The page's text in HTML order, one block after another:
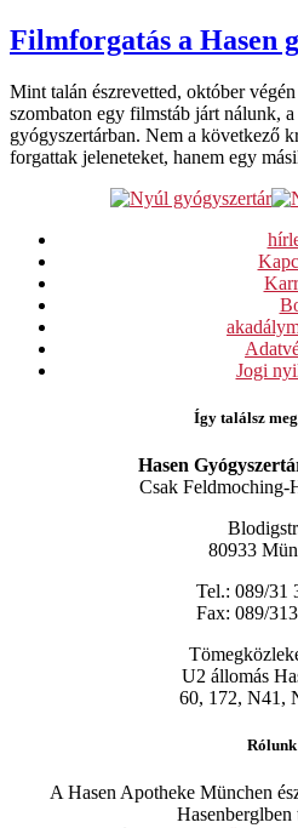
Filmforgatás a Hasen
Mint talán észrevetted, október
szombaton egy filmstáb járt nálunk,
gyógyszertárban. Nem a következő
forgattak jeleneteket, hanem egy
Jogi
Így találsz
Hasen
Csak Feldmoching-
80933
Tel.: 089/31
Fax: 089/
U2 állomás
60, 172, N41,
Rólunk
A Hasen Apotheke München
Hasenberglben